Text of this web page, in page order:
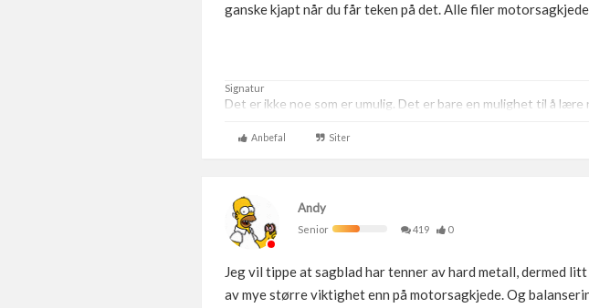
ganske kjapt når du får teken på det. Alle filer
Signatur
Det er ikke noe som er umulig. Det er bare en mulighet til å lære
Anbefal Siter
Andy
Senior
419 0
Jeg vil tippe at sagblad har tenner av hard metall, dermed
av mye større viktighet enn på motorsagkjede. Og